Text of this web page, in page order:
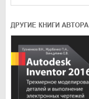
ДРУГИЕ КНИГИ АВТОРА